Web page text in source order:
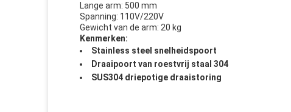
Lange arm: 500 mm
Spanning: 110V/220V
Gewicht van de arm: 20 kg
Kenmerken:
Stainless steel snelheidspoort
Draaipoort van roestvrij staal 304
SUS304 driepotige draaistoring